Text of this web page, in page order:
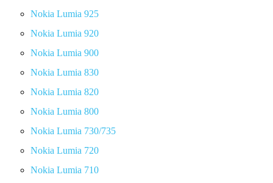
Nokia Lumia 925
Nokia Lumia 920
Nokia Lumia 900
Nokia Lumia 830
Nokia Lumia 820
Nokia Lumia 800
Nokia Lumia 730/735
Nokia Lumia 720
Nokia Lumia 710